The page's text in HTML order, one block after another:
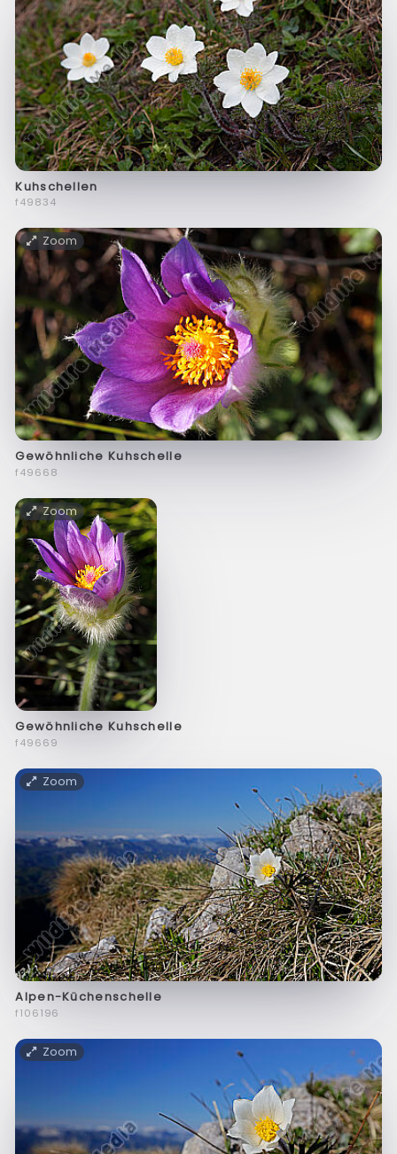
Kuhschellen
f49834
Zoom
Gewöhnliche Kuhschelle
f49668
Zoom
Gewöhnliche Kuhschelle
f49669
Zoom
Alpen-Küchenschelle
f106196
Zoom